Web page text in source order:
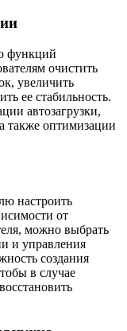
функций
очистить
увеличить
ее стабильность.
автозагрузки,
также оптимизации
настроить
от
можно выбрать
и управления
создания
в случае